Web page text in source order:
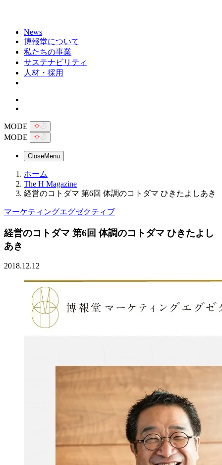
News
博報堂について
私たちの事業
サステナビリティ
人材・採用
MODE
MODE
CloseMenu
ホーム
The H Magazine
経営のコトダマ 第6回 体調のコトダマ ひきたよしあき
マーケティングエグゼクティブ
経営のコトダマ 第6回 体調のコトダマ ひきたよし
あき
2018.12.12